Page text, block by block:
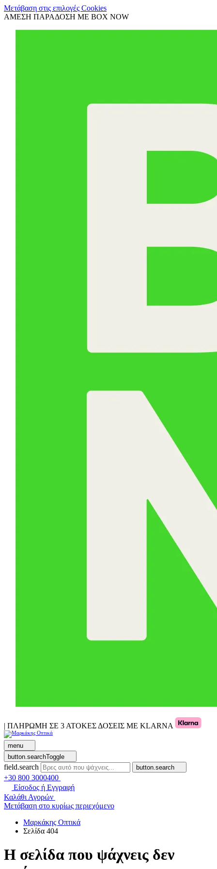
Μετάβαση στις επιλογές Cookies
ΑΜΕΣΗ ΠΑΡΑΔΟΣΗ ΜΕ BOX NOW
| ΠΛΗΡΩΜΗ ΣΕ 3 ΑΤΟΚΕΣ ΔΟΣΕΙΣ ΜΕ KLARNA
menu
button.searchToggle
field.search button.search
+30 800 3000400
Είσοδος ή Εγγραφή
Καλάθι Αγορών
Μετάβαση στο κυρίως περιεχόμενο
Μαρκάκης Οπτικά
Σελίδα 404
Η σελίδα που ψάχνεις δεν